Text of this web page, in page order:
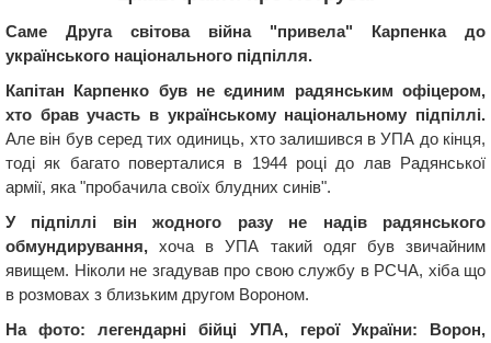
Саме Друга світова війна "привела" Карпенка до
українського національного підпілля.
Капітан Карпенко був не єдиним радянським офіцером,
хто брав участь в українському національному підпіллі.
Але він був серед тих одиниць, хто залишився в УПА до кінця,
тоді як багато поверталися в 1944 році до лав Радянської
армії, яка "пробачила своїх блудних синів".
У підпіллі він жодного разу не надів радянського
обмундирування, хоча в УПА такий одяг був звичайним
явищем. Ніколи не згадував про свою службу в РСЧА, хіба що
в розмовах з близьким другом Вороном.
На фото: легендарні бійці УПА, герої України: Ворон,